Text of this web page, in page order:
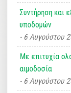
Συντήρηση και
υποδομών
6 Αυγούστου
Με επιτυχία
αιμοδοσία
6 Αυγούστου